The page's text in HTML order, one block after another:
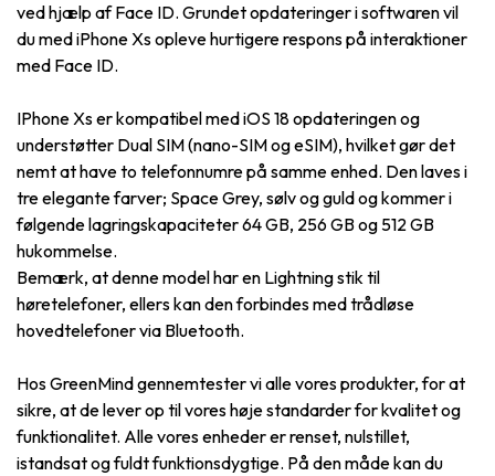
ved hjælp af Face ID. Grundet opdateringer i softwaren vil
du med iPhone Xs opleve hurtigere respons på interaktioner
med Face ID.
IPhone Xs er kompatibel med iOS 18 opdateringen og
understøtter Dual SIM (nano-SIM og eSIM), hvilket gør det
nemt at have to telefonnumre på samme enhed. Den laves i
tre elegante farver; Space Grey, sølv og guld og kommer i
følgende lagringskapaciteter 64 GB, 256 GB og 512 GB
hukommelse.
Bemærk, at denne model har en Lightning stik til
høretelefoner, ellers kan den forbindes med trådløse
hovedtelefoner via Bluetooth.
Hos GreenMind gennemtester vi alle vores produkter, for at
sikre, at de lever op til vores høje standarder for kvalitet og
funktionalitet. Alle vores enheder er renset, nulstillet,
istandsat og fuldt funktionsdygtige. På den måde kan du